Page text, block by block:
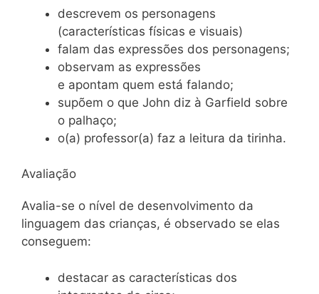
descrevem os personagens
(características físicas e visuais)
falam das expressões dos personagens;
observam as expressões
e apontam quem está falando;
supõem o que John diz à Garfield sobre
o palhaço;
o(a) professor(a) faz a leitura da tirinha.
Avaliação
Avalia-se o nível de desenvolvimento da
linguagem das crianças, é observado se elas
conseguem:
destacar as características dos